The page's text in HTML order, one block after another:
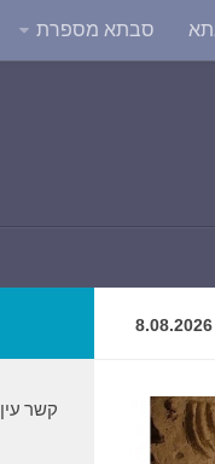
סבתא מספרת
8.08.2026
קשר עין